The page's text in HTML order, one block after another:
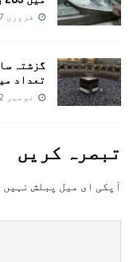
فروری 7, 2023
تعداد
نومبر 22, 2024
تبصرہ کريں
آپکی ای ميل پبلش